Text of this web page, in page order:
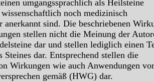
umgangssprachlich als Heilsteine
noch medizinisch
anerkannt sind. Die beschriebenen
stellen nicht die Meinung der
dar und stellen lediglich einen
Steines dar. Entsprechend stellen die
Wirkungen wie auch Anwendungen
gemäß (HWG) dar.